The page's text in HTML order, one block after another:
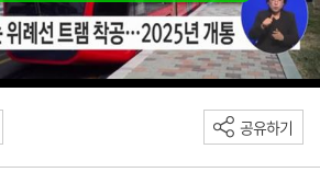
공유하기